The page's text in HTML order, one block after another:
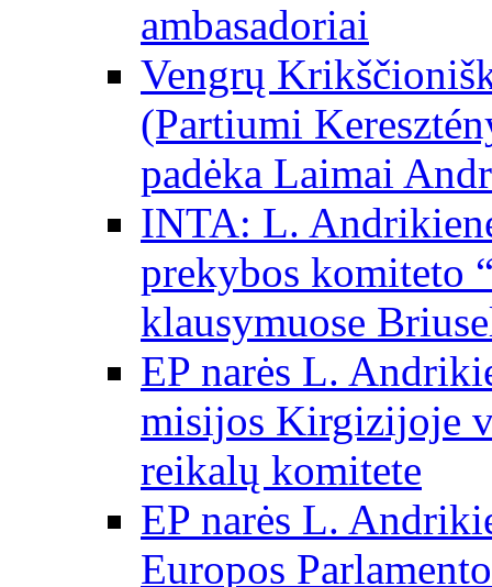
ambasadoriai
Vengrų
(Partiumi
padėka Laimai
INTA: L.
prekybos komiteto
klausymuose
EP narės L.
misijos Kirgizijoje
reikalų komitete
EP narės L.
Europos